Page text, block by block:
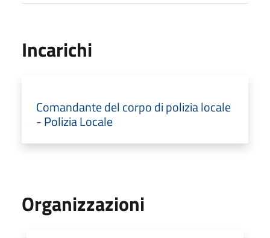
Incarichi
Comandante del corpo di polizia locale
- Polizia Locale
Organizzazioni